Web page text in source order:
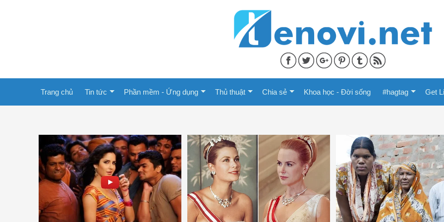
Trang chủ Tin tức Phần mềm - Ứng dụng Thủ thuật Chia sẻ Khoa học - Đời sống #hagtag Get